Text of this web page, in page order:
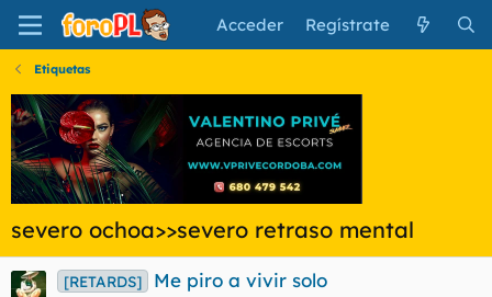
Acceder Regístrate
Etiquetas
severo ochoa>>severo retraso mental
[RETARDS] Me piro a vivir solo